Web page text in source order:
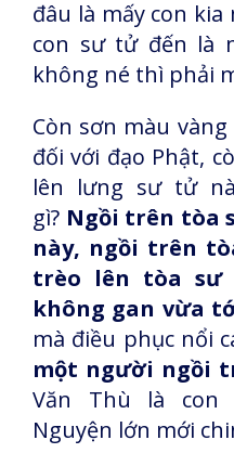
đâu là mấy con
con sư tử đến là
không né thì phải
Còn sơn màu
đối với đạo Phật,
lên lưng sư tử
gì? Ngồi trên tòa
này, ngồi trên
trèo lên tòa sư
không gan vừa
mà điều phục nổi
một người ngồi
Văn Thù là con
Nguyện lớn mới